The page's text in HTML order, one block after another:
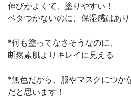
伸びがよくて、塗りやすい！
ベタつかないのに、保湿感はあ
*何も塗ってなさそうなのに、
断然素肌よりキレイに見える
*無色だから、服やマスクにつか
だと思います！